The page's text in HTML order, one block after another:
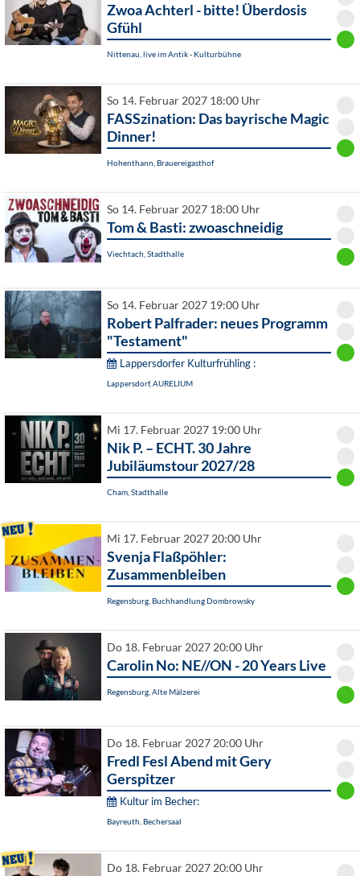
Zwoa Achterl - bitte! Überdosis
Gfühl
Nittenau, live im Antik - Kulturbühne
So 14. Februar 2027 18:00 Uhr
FASSzination: Das bayrische Magic
Dinner!
Hohenthann, Brauereigasthof
So 14. Februar 2027 18:00 Uhr
Tom & Basti: zwoaschneidig
Viechtach, Stadthalle
So 14. Februar 2027 19:00 Uhr
Robert Palfrader: neues Programm
"Testament"
Lappersdorfer Kulturfrühling :
Lappersdorf, AURELIUM
Mi 17. Februar 2027 19:00 Uhr
Nik P. – ECHT. 30 Jahre
Jubiläumstour 2027/28
Cham, Stadthalle
Mi 17. Februar 2027 20:00 Uhr
Svenja Flaßpöhler:
Zusammenbleiben
Regensburg, Buchhandlung Dombrowsky
Do 18. Februar 2027 20:00 Uhr
Carolin No: NE//ON - 20 Years Live
Regensburg, Alte Mälzerei
Do 18. Februar 2027 20:00 Uhr
Fredl Fesl Abend mit Gery
Gerspitzer
Kultur im Becher:
Bayreuth, Bechersaal
Do 18. Februar 2027 20:00 Uhr